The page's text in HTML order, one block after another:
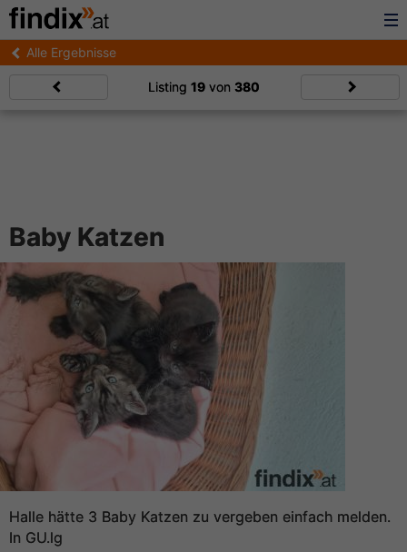
Alle Ergebnisse
Listing 19von 380
Baby Katzen
Halle hätte 3 Baby Katzen zu vergeben einfach melden.
In GU.lg